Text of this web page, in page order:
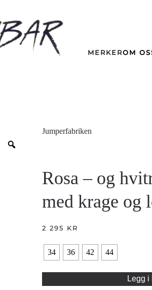
MERKEROM
Jumperfabriken
Rosa – og
med krage og
2 295 KR
34 36 42 44
Legg